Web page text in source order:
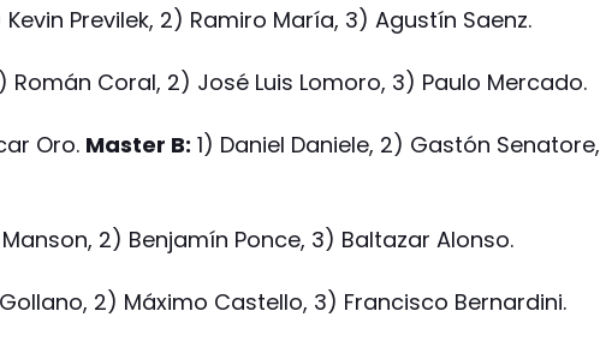
Kevin Previlek, 2) Ramiro María, 3) Agustín Saenz.
Román Coral, 2) José Luis Lomoro, 3) Paulo Mercado.
Oro. Master B: 1) Daniel Daniele, 2) Gastón Senatore,
Manson, 2) Benjamín Ponce, 3) Baltazar Alonso.
2) Máximo Castello, 3) Francisco Bernardini.